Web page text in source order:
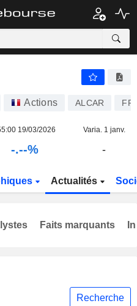
0,0990 € -
Actions ALCAR
19/03/2026 Varia. 1 janv.
-.--% -
Actualités
Recherche
Faits marquants